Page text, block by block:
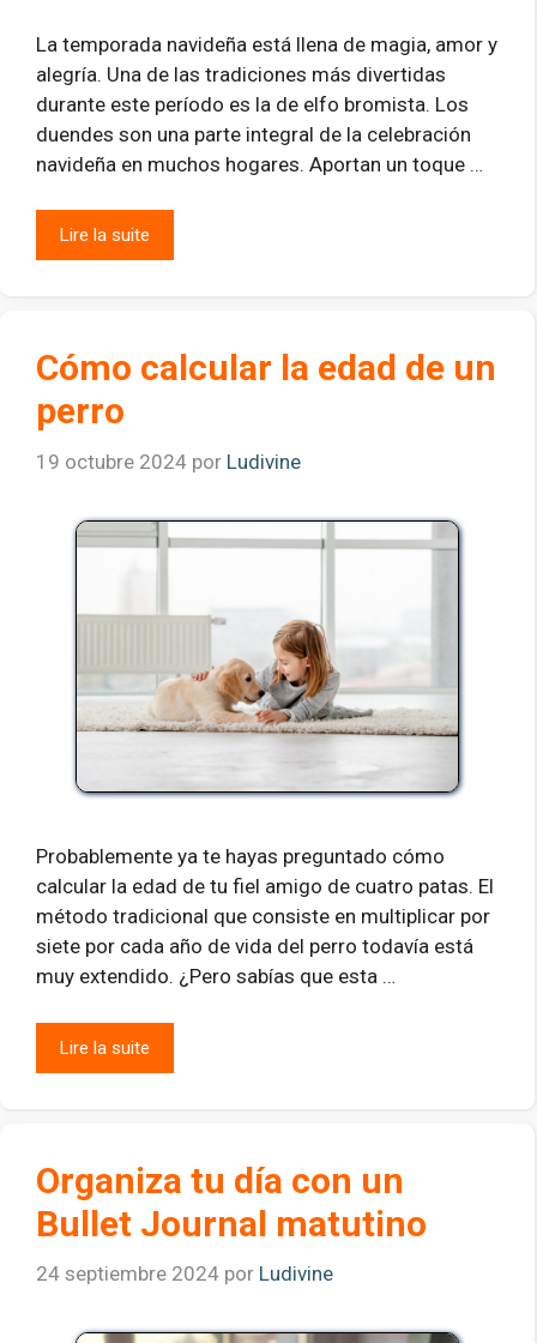
La temporada navideña está llena de magia, amor y
alegría. Una de las tradiciones más divertidas
durante este período es la de elfo bromista. Los
duendes son una parte integral de la celebración
navideña en muchos hogares. Aportan un toque …
Lire la suite
Cómo calcular la edad de un
perro
19 octubre 2024 por Ludivine
Probablemente ya te hayas preguntado cómo
calcular la edad de tu fiel amigo de cuatro patas. El
método tradicional que consiste en multiplicar por
siete por cada año de vida del perro todavía está
muy extendido. ¿Pero sabías que esta …
Lire la suite
Organiza tu día con un
Bullet Journal matutino
24 septiembre 2024 por Ludivine